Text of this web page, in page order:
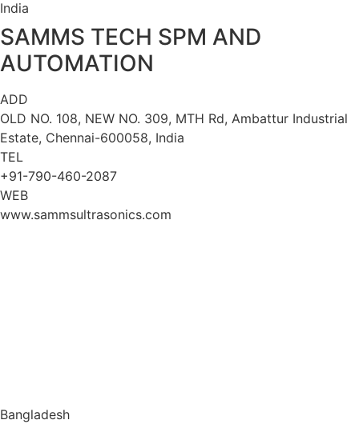
India
SAMMS TECH SPM AND
AUTOMATION
ADD
OLD NO. 108, NEW NO. 309, MTH Rd, Ambattur Industrial
Estate, Chennai-600058, India
TEL
+91-790-460-2087
WEB
www.sammsultrasonics.com
Bangladesh